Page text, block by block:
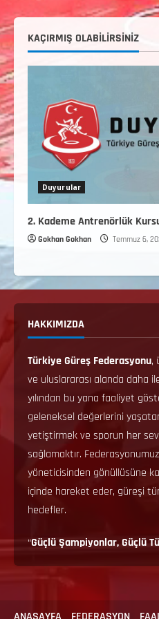
KAÇIRMIŞ OLABILIRSINIZ
Duyurular
2. Kademe Antrenörlük
Gokhan Gokhan Temmuz 6,
HAKKIMIZDA
Türkiye Güreş Federasyonu,
ve uluslararası alanda daha
yılından bu yana faaliyet
geleneksel değerlerini
yetiştirmek ve sporun her
sağlamaktır.
yöneticisinden gönüllüsüne
içinde hareket eder, güreşi
hedefler.
“Güçlü Şampiyonlar, Güçlü